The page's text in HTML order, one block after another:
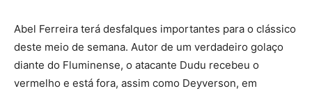
Abel Ferreira terá desfalques importantes para o clássico
deste meio de semana. Autor de um verdadeiro golaço
diante do Fluminense, o atacante Dudu recebeu o
vermelho e está fora, assim como Deyverson, em